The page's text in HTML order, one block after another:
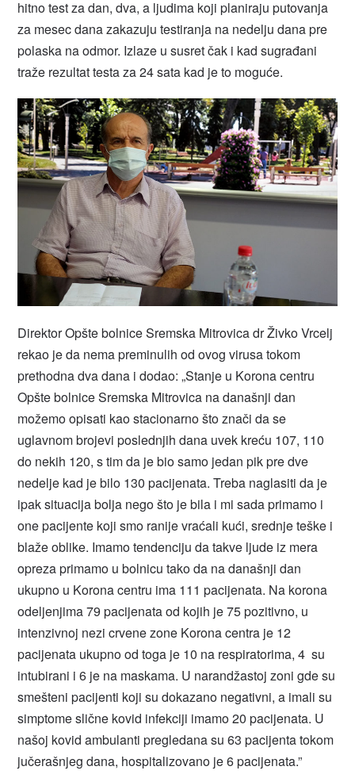
hitno test za dan, dva, a ljudima koji planiraju putovanja
za mesec dana zakazuju testiranja na nedelju dana pre
polaska na odmor. Izlaze u susret čak i kad sugrađani
traže rezultat testa za 24 sata kad je to moguće.
Direktor Opšte bolnice Sremska Mitrovica dr Živko Vrcelj
rekao je da nema preminulih od ovog virusa tokom
prethodna dva dana i dodao: „Stanje u Korona centru
Opšte bolnice Sremska Mitrovica na današnji dan
možemo opisati kao stacionarno što znači da se
uglavnom brojevi poslednjih dana uvek kreću 107, 110
do nekih 120, s tim da je bio samo jedan pik pre dve
nedelje kad je bilo 130 pacijenata. Treba naglasiti da je
ipak situacija bolja nego što je bila i mi sada primamo i
one pacijente koji smo ranije vraćali kući, srednje teške i
blaže oblike. Imamo tendenciju da takve ljude iz mera
opreza primamo u bolnicu tako da na današnji dan
ukupno u Korona centru ima 111 pacijenata. Na korona
odeljenjima 79 pacijenata od kojih je 75 pozitivno, u
intenzivnoj nezi crvene zone Korona centra je 12
pacijenata ukupno od toga je 10 na respiratorima, 4 su
intubirani i 6 je na maskama. U narandžastoj zoni gde su
smešteni pacijenti koji su dokazano negativni, a imali su
simptome slične kovid infekciji imamo 20 pacijenata. U
našoj kovid ambulanti pregledana su 63 pacijenta tokom
jučerašnjeg dana, hospitalizovano je 6 pacijenata.”